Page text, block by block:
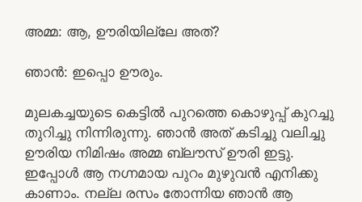
അമ്മ: ആ, ഊരിയില്ലേ അത്?
ഞാൻ: ഇപ്പൊ ഊരും.
മുലകച്ചയുടെ കെട്ടിൽ പുറത്തെ കൊഴുപ്പ് കുറച്ചു
തുറിച്ചു നിന്നിരുന്നു. ഞാൻ അത് കടിച്ചു വലിച്ചു
ഊരിയ നിമിഷം അമ്മ ബ്ലൗസ് ഊരി ഇട്ടു.
ഇപ്പോൾ ആ നഗ്നമായ പുറം മുഴുവൻ എനിക്കു
കാണാം. നല്ല രസം തോന്നിയ ഞാൻ ആ